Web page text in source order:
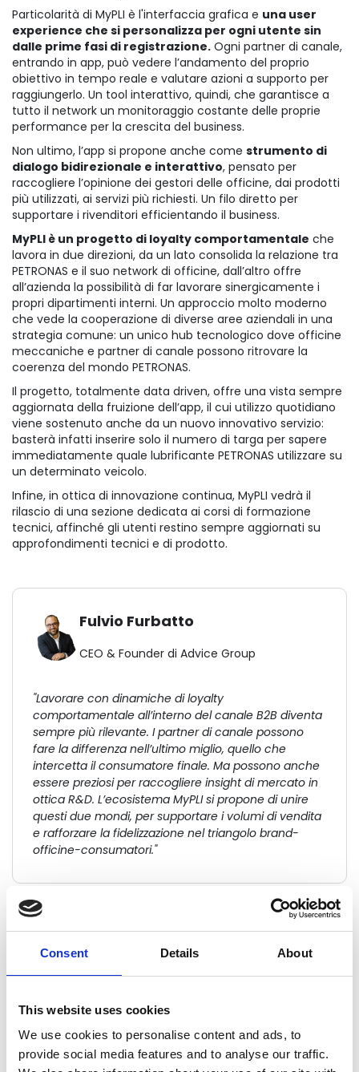
Consent Details About
This website uses cookies
We use cookies to personalise content and ads, to
provide social media features and to analyse our traffic.
Particolarità di MyPLI è l'interfaccia grafica e una user
experience che si personalizza per ogni utente sin
dalle prime fasi di registrazione. Ogni partner di canale,
entrando in app, può vedere l’andamento del proprio
obiettivo in tempo reale e valutare azioni a supporto per
raggiungerlo. Un tool interattivo, quindi, che garantisce a
tutto il network un monitoraggio costante delle proprie
performance per la crescita del business.
Non ultimo, l’app si propone anche come strumento di
dialogo bidirezionale e interattivo, pensato per
raccogliere l’opinione dei gestori delle officine, dai prodotti
più utilizzati, ai servizi più richiesti. Un filo diretto per
supportare i rivenditori efficientando il business.
MyPLI è un progetto di loyalty comportamentale che
lavora in due direzioni, da un lato consolida la relazione tra
PETRONAS e il suo network di officine, dall’altro offre
all’azienda la possibilità di far lavorare sinergicamente i
propri dipartimenti interni. Un approccio molto moderno
che vede la cooperazione di diverse aree aziendali in una
strategia comune: un unico hub tecnologico dove officine
meccaniche e partner di canale possono ritrovare la
coerenza del mondo PETRONAS.
Il progetto, totalmente data driven, offre una vista sempre
aggiornata della fruizione dell’app, il cui utilizzo quotidiano
viene sostenuto anche da un nuovo innovativo servizio:
basterà infatti inserire solo il numero di targa per sapere
immediatamente quale lubrificante PETRONAS utilizzare su
un determinato veicolo.
Infine, in ottica di innovazione continua, MyPLI vedrà il
rilascio di una sezione dedicata ai corsi di formazione
tecnici, affinché gli utenti restino sempre aggiornati su
approfondimenti tecnici e di prodotto.
Fulvio Furbatto
CEO & Founder di Advice Group
"Lavorare con dinamiche di loyalty
comportamentale all’interno del canale B2B diventa
sempre più rilevante. I partner di canale possono
fare la differenza nell’ultimo miglio, quello che
intercetta il consumatore finale. Ma possono anche
essere preziosi per raccogliere insight di mercato in
ottica R&D. L’ecosistema MyPLI si propone di unire
questi due mondi, per supportare i volumi di vendita
e rafforzare la fidelizzazione nel triangolo brand-
officine-consumatori."
James Mark
Head of Marketing EMEA di PETRONAS
Lubricants International
ridisegnare il rapporto con le nostre officine
meccaniche, i nostri Distributori e la rete di vendita.